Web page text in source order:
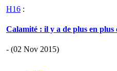
H16 :
Calamité : il y a de plus en plus
- (02 Nov 2015)